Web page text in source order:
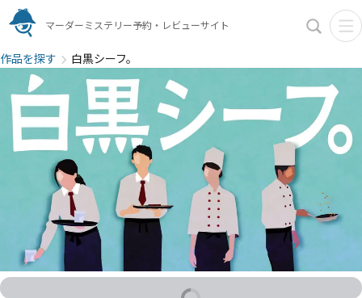
マーダーミステリー予約・レビューサイト
作品を探す 白黒シーフ。